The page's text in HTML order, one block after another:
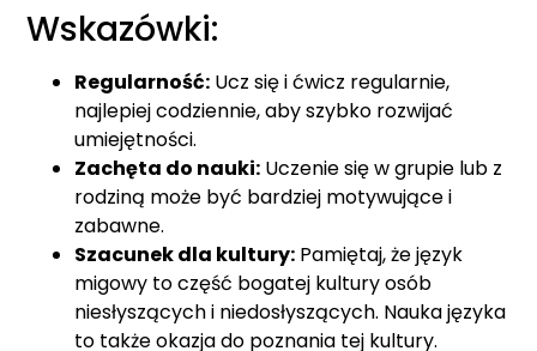
Wskazówki:
Regularność: Ucz się i ćwicz regularnie,
najlepiej codziennie, aby szybko rozwijać
umiejętności.
Zachęta do nauki: Uczenie się w grupie lub z
rodziną może być bardziej motywujące i
zabawne.
Szacunek dla kultury: Pamiętaj, że język
migowy to część bogatej kultury osób
niesłyszących i niedosłyszących. Nauka języka
to także okazja do poznania tej kultury.